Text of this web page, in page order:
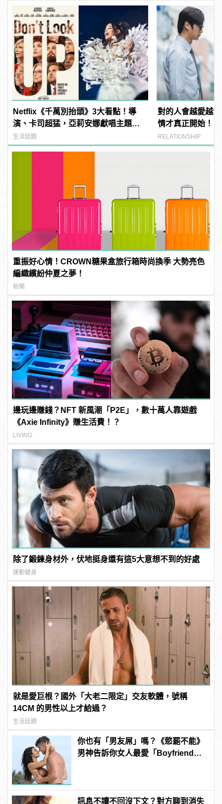
Netflix《千萬別抬頭》3大看點！導
演、卡司超猛，亞莉安娜獻唱主題
曲？ | manfashion這樣變型男
生活話題
對的人會越愛越
情才真正開始！
RELATIONSHIP
重振好心情！CROWN糖果盒旅行箱時尚換季 大勢亮色
編織繽紛仲夏之夢！
新聞
邊玩邊賺錢？NFT 新風潮「P2E」，數十萬人靠遊戲
《Axie Infinity》賺生活費！？
LIVING
除了鍛鍊身材外，伏地挺身還有這5大意想不到的好處
運動健身
就是愛巨根？國外「大老二限定」交友軟體，號稱
14CM 的男性以上才給過？
生活話題
你也有「男友屌」嗎？《慾罷不能》
男神告訴你女人最愛「Boyfriend
訊息不讀不回沒下文？對方聊到消失